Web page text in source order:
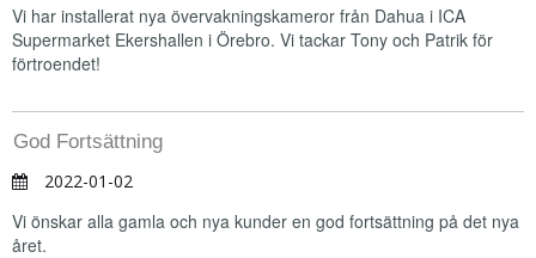
Vi har installerat nya övervakningskameror från Dahua i ICA
Supermarket Ekershallen i Örebro. Vi tackar Tony och Patrik för
förtroendet!
God Fortsättning
2022-01-02
Vi önskar alla gamla och nya kunder en god fortsättning på det nya
året.